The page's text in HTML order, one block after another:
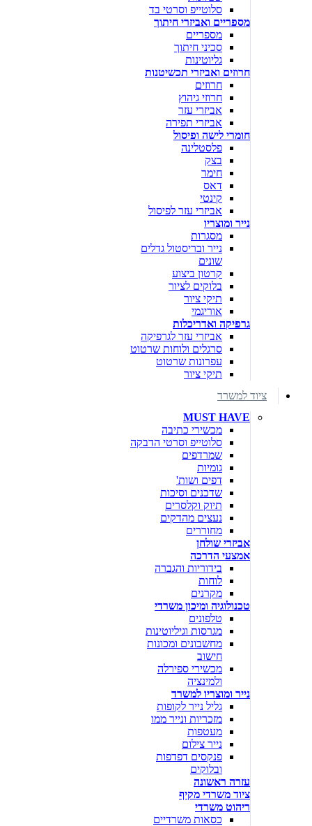
סלוטייפ וסרטי בד
מספריים ואביזרי חיתוך
מספריים
סכיני חיתוך
גליוטינות
חרוזים ואביזרי תכשיטנות
חרוזים
חרוזי גיהוץ
אביזרי עזר
אביזרי תפירה
חומרי לישה ופיסול
פלסטלינה
בצק
חימר
דאס
קינטי
אביזרי עזר לפיסול
נייר ומוצריו
מסגרות
נייר ובריסטול גדלים
שונים
קרטון ביצוע
בלוקים לציור
תיקי ציור
אוריגמי
גרפיקה ואדריכלות
אביזרי עזר לגרפיקה
סרגלים ולוחות שרטוט
עפרונות שרטוט
תיקי ציור
ציוד למשרד
MUST HAVE
מכשירי כתיבה
סלוטייפ וסרטי הדבקה
שמרדפים
גומיות
דפים ושות'
שדכנים וסיכות
תיוק וקלסרים
נעצים מהדקים
מחוררים
אביזרי שולחן
אמצעי הדרכה
בידוריות והגברה
לוחות
מקרנים
טכנולוגיה ומיכון משרדי
טלפונים
מגרסות וגיליוטינות
מחשבונים ומכונות
חישוב
מכשירי ספירלה
ולמינציה
נייר ומוצריו למשרד
גליל נייר לקופות
מזכריות ונייר ממו
מעטפות
נייר צילום
פנקסים דפדפות
ובלוקים
עזרה ראשונה
ציוד משרדי מקיף
ריהוט משרדי
כסאות משרדיים